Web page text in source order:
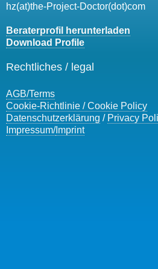
hz(at)the-Project-Doctor(dot)com
Beraterprofil herunterladen
Download Profile
Rechtliches / legal
AGB/Terms
Cookie-Richtlinie / Cookie Policy
Datenschutzerklärung / Privacy
Impressum/Imprint